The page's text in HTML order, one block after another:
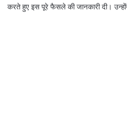
करते हुए इस पूरे फैसले की जानकारी दी।